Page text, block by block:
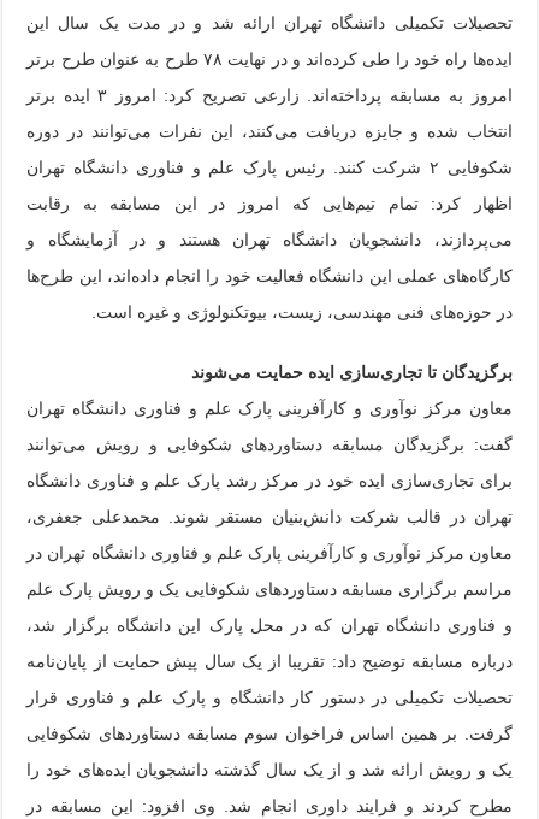
تحصیلات تکمیلی دانشگاه تهران ارائه شد و در مدت یک سال این
ایده‌ها راه خود را طی کرده‌اند و در نهایت ۷۸ طرح به عنوان طرح برتر
امروز به مسابقه پرداخته‌اند. زارعی تصریح کرد: امروز ۳ ایده برتر
انتخاب شده و جایزه دریافت می‌کنند، این نفرات می‌توانند در دوره
شکوفایی ۲ شرکت کنند. رئیس پارک علم و فناوری دانشگاه تهران
اظهار کرد: تمام تیم‌هایی که امروز در این مسابقه به رقابت
می‌پردازند، دانشجویان دانشگاه تهران هستند و در آزمایشگاه و
کارگاه‌های عملی این دانشگاه فعالیت خود را انجام داده‌اند، این طرح‌ها
در حوزه‌های فنی مهندسی، زیست، بیوتکنولوژی و غیره است.
برگزیدگان تا تجاری‌سازی ایده حمایت می‌شوند
معاون مرکز نوآوری و کارآفرینی پارک علم و فناوری دانشگاه تهران
گفت: برگزیدگان مسابقه دستاوردهای شکوفایی و رویش می‌توانند
برای تجاری‌سازی ایده خود در مرکز رشد پارک علم و فناوری دانشگاه
تهران در قالب شرکت دانش‌بنیان مستقر شوند. محمدعلی جعفری،
معاون مرکز نوآوری و کارآفرینی پارک علم و فناوری دانشگاه تهران در
مراسم برگزاری مسابقه دستاوردهای شکوفایی یک و رویش پارک علم
و فناوری دانشگاه تهران که در محل پارک این دانشگاه برگزار شد،
درباره مسابقه توضیح داد: تقریبا از یک سال پیش حمایت از پایان‌نامه
تحصیلات تکمیلی در دستور کار دانشگاه و پارک علم و فناوری قرار
گرفت. بر همین اساس فراخوان سوم مسابقه دستاوردهای شکوفایی
یک و رویش ارائه شد و از یک سال گذشته دانشجویان ایده‌های خود را
مطرح کردند و فرایند داوری انجام شد. وی افزود: این مسابقه در